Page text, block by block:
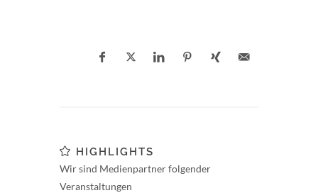
HIGHLIGHTS
Wir sind Medienpartner folgender
Veranstaltungen